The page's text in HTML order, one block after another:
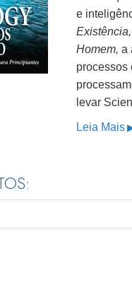
e
Homem, a
processos
levar
Leia Mais